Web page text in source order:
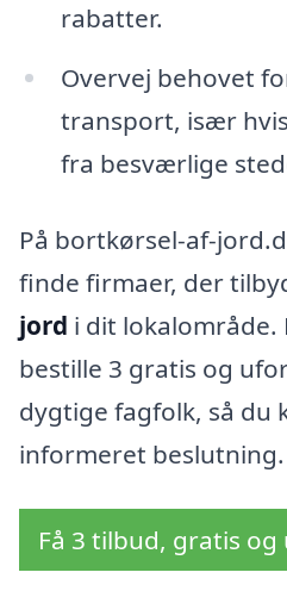
rabatter.
Overvej behovet
transport, især
fra besværlige
På bortkørsel-af-
finde firmaer, der
jord i dit lokalområde.
bestille 3 gratis og
dygtige fagfolk, så du
informeret beslutning.
Få 3 tilbud, gratis